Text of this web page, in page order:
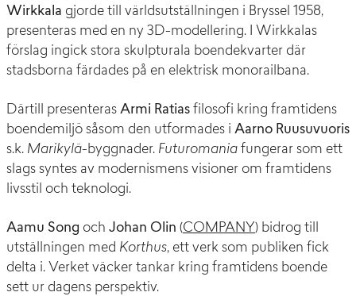
Wirkkala gjorde till världsutställningen i Bryssel 1958,
presenteras med en ny 3D-modellering. I Wirkkalas
förslag ingick stora skulpturala boendekvarter där
stadsborna färdades på en elektrisk monorailbana.
Därtill presenteras Armi Ratias filosofi kring framtidens
boendemiljö såsom den utformades i Aarno Ruusuvuoris
s.k. Marikylä-byggnader. Futuromania fungerar som ett
slags syntes av modernismens visioner om framtidens
livsstil och teknologi.
Aamu Song och Johan Olin (COMPANY) bidrog till
utställningen med Korthus, ett verk som publiken fick
delta i. Verket väcker tankar kring framtidens boende
sett ur dagens perspektiv.